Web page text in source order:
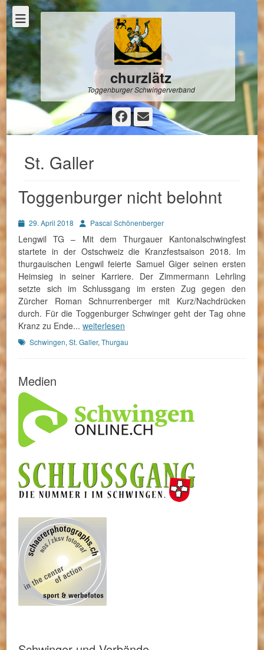
churzlätz
Toggenburger Schwingerverband
Facebook
E-
Mail
St. Galler
Toggenburger nicht belohnt
Posted29. April 2018 AutorPascal Schönenberger
Lengwil TG – Mit dem Thurgauer Kantonalschwingfest
startete in der Ostschweiz die Kranzfestsaison 2018. Im
thurgauischen Lengwil feierte Samuel Giger seinen ersten
Heimsieg in seiner Karriere. Der Zimmermann Lehrling
setzte sich im Schlussgang im ersten Zug gegen den
Zürcher Roman Schnurrenberger mit Kurz/Nachdrücken
durch. Für die Toggenburger Schwinger geht der Tag ohne
Kranz zu Ende...weiterlesen
Schlagworte
Schwingen,St. Galler,Thurgau
Medien